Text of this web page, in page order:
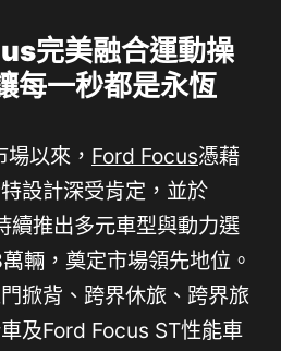
完美融合運動操
每一秒都是永恆
以來， Ford Focus憑藉
設計深受肯定，並於
續推出多元車型與動力選
輛，奠定市場領先地位。
掀背、跨界休旅、跨界旅
及Ford Focus ST性能車